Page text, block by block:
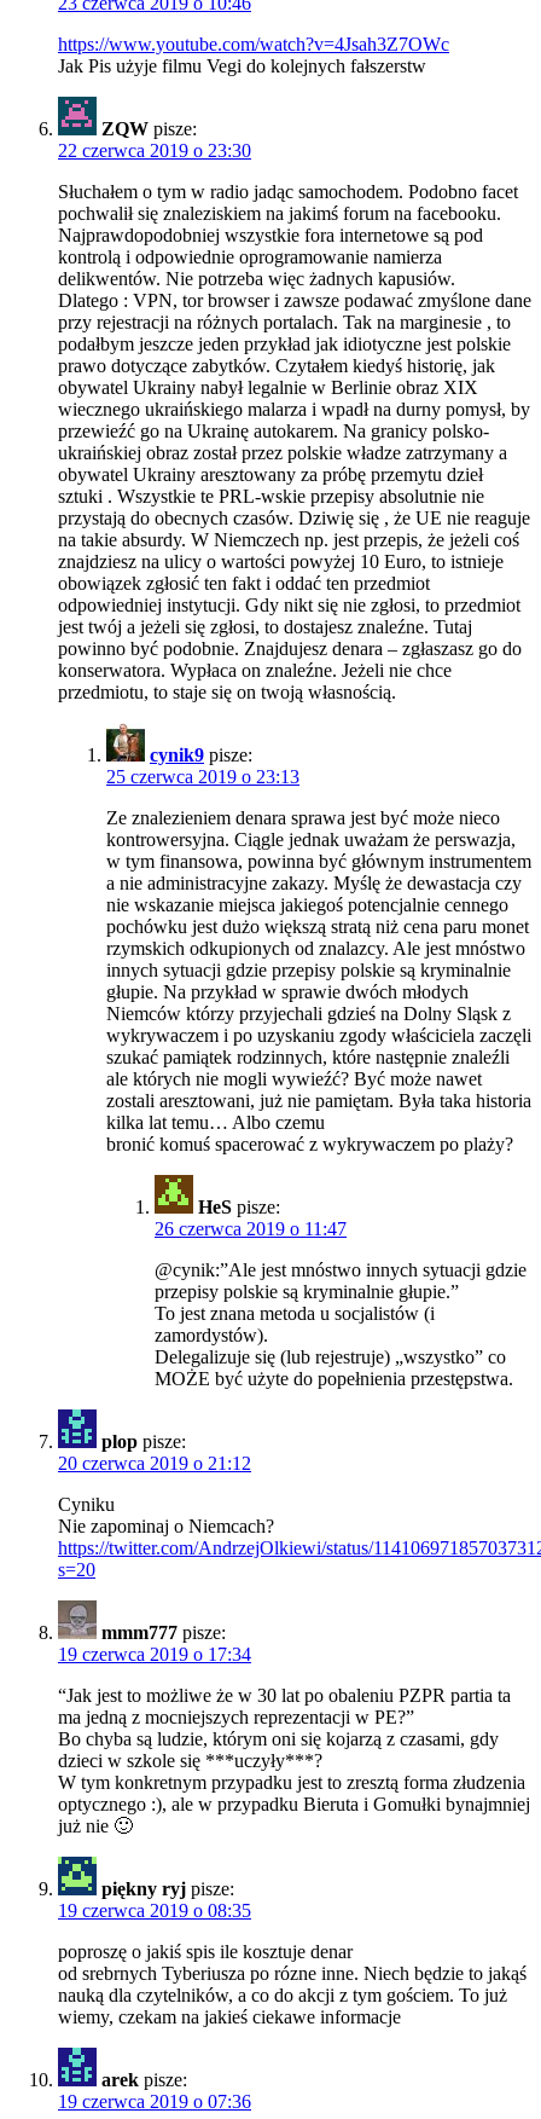
https://www.youtube.com/watch?v=4Jsah3Z7OWc
Jak Pis użyje filmu Vegi do kolejnych fałszerstw
ZQW pisze:
22 czerwca 2019 o 23:30
Słuchałem o tym w radio jadąc samochodem. Podobno facet
pochwalił się znaleziskiem na jakimś forum na facebooku.
Najprawdopodobniej wszystkie fora internetowe są pod
kontrolą i odpowiednie oprogramowanie namierza
delikwentów. Nie potrzeba więc żadnych kapusiów.
Dlatego : VPN, tor browser i zawsze podawać zmyślone dane
przy rejestracji na różnych portalach. Tak na marginesie , to
podałbym jeszcze jeden przykład jak idiotyczne jest polskie
prawo dotyczące zabytków. Czytałem kiedyś historię, jak
obywatel Ukrainy nabył legalnie w Berlinie obraz XIX
wiecznego ukraińskiego malarza i wpadł na durny pomysł, by
przewieźć go na Ukrainę autokarem. Na granicy polsko-
ukraińskiej obraz został przez polskie władze zatrzymany a
obywatel Ukrainy aresztowany za próbę przemytu dzieł
sztuki . Wszystkie te PRL-wskie przepisy absolutnie nie
przystają do obecnych czasów. Dziwię się , że UE nie reaguje
na takie absurdy. W Niemczech np. jest przepis, że jeżeli coś
znajdziesz na ulicy o wartości powyżej 10 Euro, to istnieje
obowiązek zgłosić ten fakt i oddać ten przedmiot
odpowiedniej instytucji. Gdy nikt się nie zgłosi, to przedmiot
jest twój a jeżeli się zgłosi, to dostajesz znaleźne. Tutaj
powinno być podobnie. Znajdujesz denara – zgłaszasz go do
konserwatora. Wypłaca on znaleźne. Jeżeli nie chce
przedmiotu, to staje się on twoją własnością.
cynik9 pisze:
25 czerwca 2019 o 23:13
Ze znalezieniem denara sprawa jest być może nieco
kontrowersyjna. Ciągle jednak uważam że perswazja,
w tym finansowa, powinna być głównym instrumentem
a nie administracyjne zakazy. Myślę że dewastacja czy
nie wskazanie miejsca jakiegoś potencjalnie cennego
pochówku jest dużo większą stratą niż cena paru monet
rzymskich odkupionych od znalazcy. Ale jest mnóstwo
innych sytuacji gdzie przepisy polskie są kryminalnie
głupie. Na przykład w sprawie dwóch młodych
Niemców którzy przyjechali gdzieś na Dolny Sląsk z
wykrywaczem i po uzyskaniu zgody właściciela zaczęli
szukać pamiątek rodzinnych, które następnie znaleźli
ale których nie mogli wywieźć? Być może nawet
zostali aresztowani, już nie pamiętam. Była taka historia
kilka lat temu… Albo czemu
bronić komuś spacerować z wykrywaczem po plaży?
HeS pisze:
26 czerwca 2019 o 11:47
@cynik:”Ale jest mnóstwo innych sytuacji gdzie
przepisy polskie są kryminalnie głupie.”
To jest znana metoda u socjalistów (i
zamordystów).
Delegalizuje się (lub rejestruje) „wszystko” co
MOŻE być użyte do popełnienia przestępstwa.
plop pisze:
20 czerwca 2019 o 21:12
Cyniku
Nie zapominaj o Niemcach?
https://twitter.com/AndrzejOlkiewi/status/
s=20
mmm777 pisze:
19 czerwca 2019 o 17:34
“Jak jest to możliwe że w 30 lat po obaleniu PZPR partia ta
ma jedną z mocniejszych reprezentacji w PE?”
Bo chyba są ludzie, którym oni się kojarzą z czasami, gdy
dzieci w szkole się ***uczyły***?
W tym konkretnym przypadku jest to zresztą forma złudzenia
optycznego :), ale w przypadku Bieruta i Gomułki bynajmniej
już nie 🙂
piękny ryj pisze:
19 czerwca 2019 o 08:35
poproszę o jakiś spis ile kosztuje denar
od srebrnych Tyberiusza po rózne inne. Niech będzie to jakąś
nauką dla czytelników, a co do akcji z tym gościem. To już
wiemy, czekam na jakieś ciekawe informacje
arek pisze:
19 czerwca 2019 o 07:36